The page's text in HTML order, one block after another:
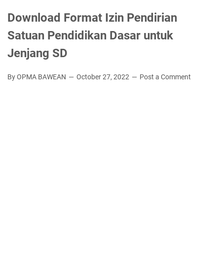
Download Format Izin Pendirian
Satuan Pendidikan Dasar untuk
Jenjang SD
By OPMA BAWEAN October 27, 2022 Post a Comment